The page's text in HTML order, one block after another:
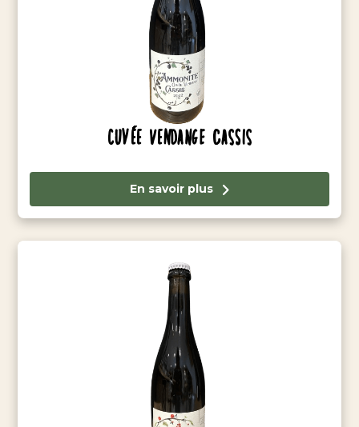
Cuvée Vendange Cassis
En savoir plus